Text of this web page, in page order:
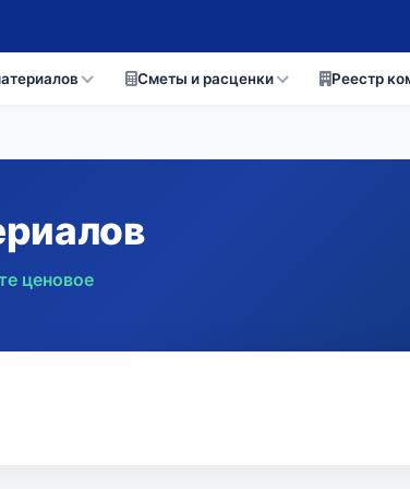
Сметы и расценки Реестр
ценовое